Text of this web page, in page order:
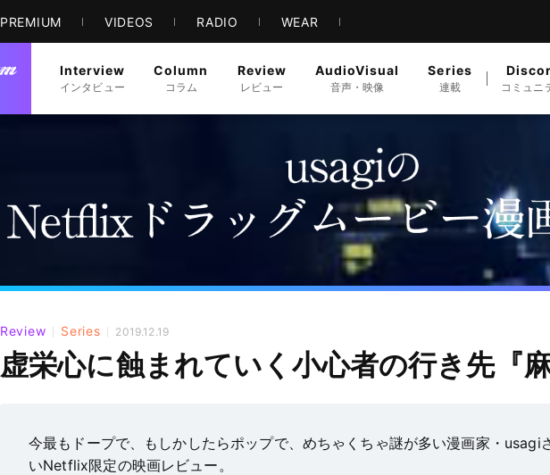
PREMIUM VIDEOS RADIO WEAR
Interview
インタビュー
Column
コラム
Review
レビュー
AudioVisual
音声・映像
Series
連載 コミュニ
Review Series 2019.12.19
虚栄心に蝕まれていく小心者の行き先『麻
今最もドープで、もしかしたらポップで、めちゃくちゃ謎が多い漫画家・usagi
いNetflix限定の映画レビュー。